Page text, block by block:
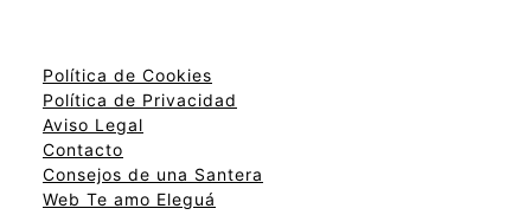
Política de Cookies
Política de Privacidad
Aviso Legal
Contacto
Consejos de una Santera
Web Te amo Eleguá